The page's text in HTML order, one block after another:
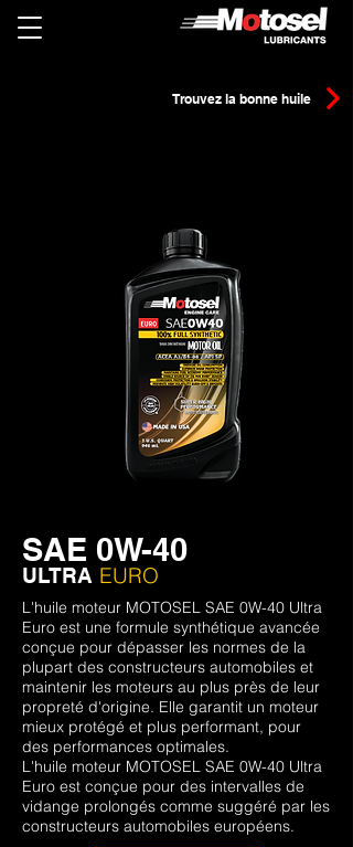
Trouvez la bonne huile
SAE 0W-40
ULTRA EURO
L'huile moteur MOTOSEL SAE 0W-40 Ultra
Euro est une formule synthétique avancée
conçue pour dépasser les normes de la
plupart des constructeurs automobiles et
maintenir les moteurs au plus près de leur
propreté d'origine. Elle garantit un moteur
mieux protégé et plus performant, pour
des performances optimales.
L'huile moteur MOTOSEL SAE 0W-40 Ultra
Euro est conçue pour des intervalles de
vidange prolongés comme suggéré par les
constructeurs automobiles européens.